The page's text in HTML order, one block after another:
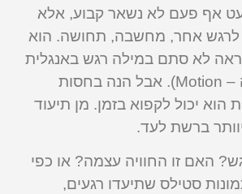
אף פעם לא נשאר קבוע, אלא
אחר, מחשבה, תחושה. הוא
לא סתם במילה רגש באנגלית
מופיעה התנועה – Motion). אבל הנה בחסות
יכול לקפוא בזמן. מן תיעוד
ברשת לעד.
האם זו החוויה עצמה? או כפי
סטילס שתיעדו רגעים,